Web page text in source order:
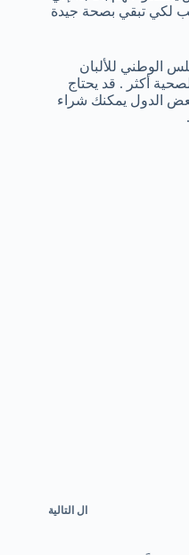
لكي تبقي بصحة جيدة
الوطني للألبان
أكثر . قد يحتاج
الدول يمكنك شراء
ال التالية